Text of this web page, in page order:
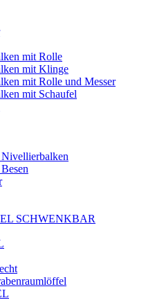
mit Rolle
mit Klinge
mit Rolle und Messer
mit Schaufel
SCHWENKBAR